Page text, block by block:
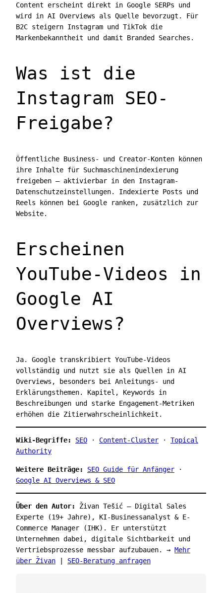
Content erscheint direkt in Google SERPs und
wird in AI Overviews als Quelle bevorzugt. Für
B2C steigern Instagram und TikTok die
Markenbekanntheit und damit Branded Searches.
Was ist die
Instagram SEO-
Freigabe?
Öffentliche Business- und Creator-Konten können
ihre Inhalte für Suchmaschinenindexierung
freigeben — aktivierbar in den Instagram-
Datenschutzeinstellungen. Indexierte Posts und
Reels können bei Google ranken, zusätzlich zur
Website.
Erscheinen
YouTube-Videos in
Google AI
Overviews?
Ja. Google transkribiert YouTube-Videos
vollständig und nutzt sie als Quellen in AI
Overviews, besonders bei Anleitungs- und
Erklärungsthemen. Kapitel, Keywords in
Beschreibungen und starke Engagement-Metriken
erhöhen die Zitierwahrscheinlichkeit.
Wiki-Begriffe: SEO · Content-Cluster · Topical
Authority
Weitere Beiträge: SEO Guide für Anfänger ·
Google AI Overviews & SEO
Über den Autor:
Živan Tešić – Digital Sales
Experte (19+ Jahre), KI-Businessanalyst & E-
Commerce Manager (IHK). Er unterstützt
Unternehmen dabei, digitale Sichtbarkeit und
Vertriebsprozesse messbar aufzubauen. → Mehr
über Živan
SEO-Beratung anfragen